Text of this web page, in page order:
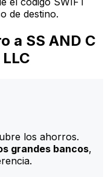
de destino.
a SS AND C
los ahorros.
grandes bancos,